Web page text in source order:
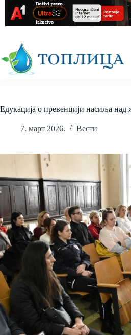
content
Едукација о превенцији насиља над
7. март 2026. Вести